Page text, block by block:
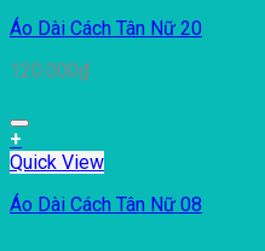
Áo Dài Cách Tân Nữ 20
120.000₫
+
Quick View
Áo Dài Cách Tân Nữ 08